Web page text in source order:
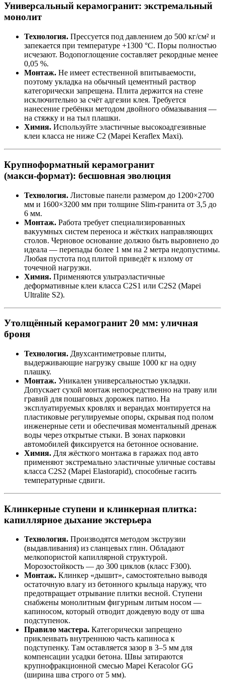
Универсальный керамогранит: экстремальный
монолит
Технология. Прессуется под давлением до 500 кг/см² и
запекается при температуре +1300 °C. Поры полностью
исчезают. Водопоглощение составляет рекордные менее
0,05 %.
Монтаж. Не имеет естественной впитываемости,
поэтому укладка на обычный цементный раствор
категорически запрещена. Плита держится на стене
исключительно за счёт адгезии клея. Требуется
нанесение гребёнки методом двойного обмазывания —
на стяжку и на тыл плашки.
Химия. Используйте эластичные высокоадгезивные
клеи класса не ниже C2 (Mapei Keraflex Maxi).
Крупноформатный керамогранит
(макси‑формат): бесшовная эволюция
Технология. Листовые панели размером до 1200×2700
мм и 1600×3200 мм при толщине Slim‑гранита от 3,5 до
6 мм.
Монтаж. Работа требует специализированных
вакуумных систем переноса и жёстких направляющих
столов. Черновое основание должно быть выровнено до
идеала — перепады более 1 мм на 2 метра недопустимы.
Любая пустота под плитой приведёт к излому от
точечной нагрузки.
Химия. Применяются ультраэластичные
деформативные клеи класса C2S1 или C2S2 (Mapei
Ultralite S2).
Утолщённый керамогранит 20 мм: уличная
броня
Технология. Двухсантиметровые плиты,
выдерживающие нагрузку свыше 1000 кг на одну
плашку.
Монтаж. Уникален универсальностью укладки.
Допускает сухой монтаж непосредственно на траву или
гравий для пошаговых дорожек патио. На
эксплуатируемых кровлях и верандах монтируется на
пластиковые регулируемые опоры, скрывая под полом
инженерные сети и обеспечивая моментальный дренаж
воды через открытые стыки. В зонах парковки
автомобилей фиксируется на бетонное основание.
Химия. Для жёсткого монтажа в гаражах под авто
применяют экстремально эластичные уличные составы
класса C2S2 (Mapei Elastorapid), способные гасить
температурные сдвиги.
Клинкерные ступени и клинкерная плитка:
капиллярное дыхание экстерьера
Технология. Производятся методом экструзии
(выдавливания) из сланцевых глин. Обладают
мелкопористой капиллярной структурой.
Морозостойкость — до 300 циклов (класс F300).
Монтаж. Клинкер «дышит», самостоятельно выводя
остаточную влагу из бетонного крыльца наружу, что
предотвращает отрывание плитки весной. Ступени
снабжены монолитным фигурным литым носом —
капиносом, который отводит дождевую воду от шва
подступенок.
Правило мастера. Категорически запрещено
приклеивать внутреннюю часть капиноса к
подступенку. Там оставляется зазор в 3–5 мм для
компенсации усадки бетона. Швы затираются
крупнофракционной смесью Mapei Keracolor GG
(ширина шва строго от 5 мм).